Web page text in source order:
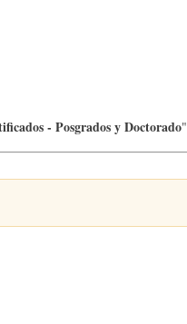
- Posgrados y Doctorado"